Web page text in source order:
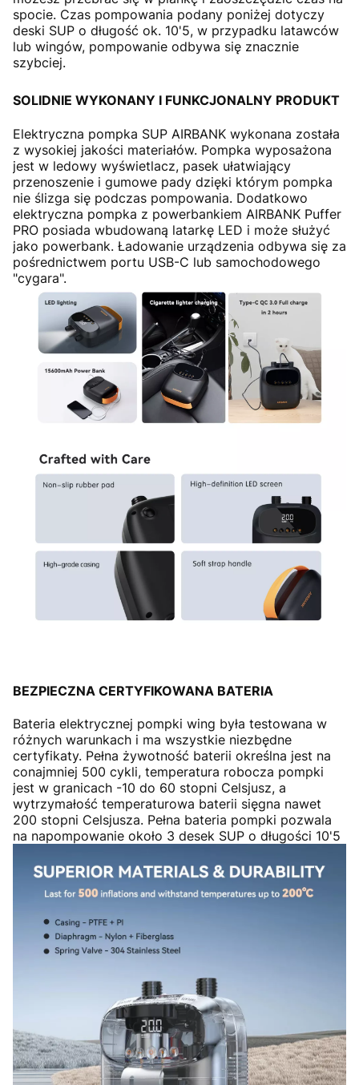
spocie. Czas pompowania podany poniżej dotyczy
deski SUP o długość ok. 10'5, w przypadku latawców
lub wingów, pompowanie odbywa się znacznie
szybciej.
SOLIDNIE WYKONANY I FUNKCJONALNY PRODUKT
Elektryczna pompka SUP AIRBANK wykonana została
z wysokiej jakości materiałów. Pompka wyposażona
jest w ledowy wyświetlacz, pasek ułatwiający
przenoszenie i gumowe pady dzięki którym pompka
nie ślizga się podczas pompowania. Dodatkowo
elektryczna pompka z powerbankiem AIRBANK Puffer
PRO posiada wbudowaną latarkę LED i może służyć
jako powerbank. Ładowanie urządzenia odbywa się za
pośrednictwem portu USB-C lub samochodowego
"cygara".
BEZPIECZNA CERTYFIKOWANA BATERIA
Bateria elektrycznej pompki wing była testowana w
różnych warunkach i ma wszystkie niezbędne
certyfikaty. Pełna żywotność baterii określna jest na
conajmniej 500 cykli, temperatura robocza pompki
jest w granicach -10 do 60 stopni Celsjusz, a
wytrzymałość temperaturowa baterii sięgna nawet
200 stopni Celsjusza. Pełna bateria pompki pozwala
na napompowanie około 3 desek SUP o długości 10'5